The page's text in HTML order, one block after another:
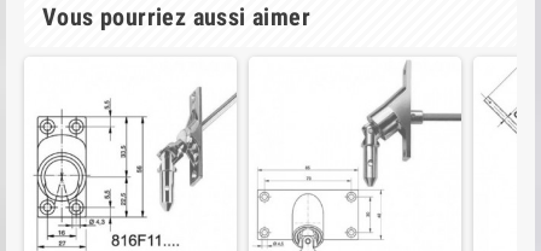
Vous pourriez aussi aimer